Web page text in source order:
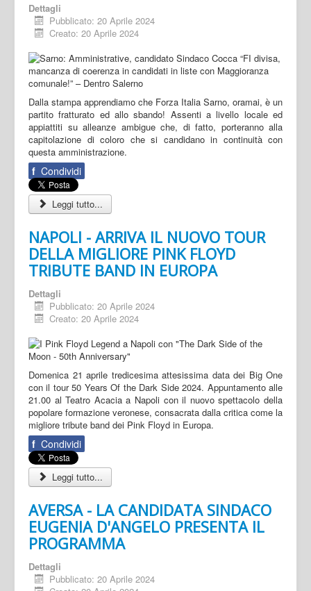
Dettagli
Pubblicato: 20 Aprile 2024
Creato: 20 Aprile 2024
Dalla stampa apprendiamo che Forza Italia Sarno, oramai, è un
partito fratturato ed allo sbando! Assenti a livello locale ed
appiattiti su alleanze ambigue che, di fatto, porteranno alla
capitolazione di coloro che si candidano in continuità con
questa amministrazione.
f Condividi
Leggi tutto...
NAPOLI - ARRIVA IL NUOVO TOUR
DELLA MIGLIORE PINK FLOYD
TRIBUTE BAND IN EUROPA
Dettagli
Pubblicato: 20 Aprile 2024
Creato: 20 Aprile 2024
Domenica 21 aprile tredicesima attesissima data dei Big One
con il tour 50 Years Of the Dark Side 2024. Appuntamento alle
21.00 al Teatro Acacia a Napoli con il nuovo spettacolo della
popolare formazione veronese, consacrata dalla critica come la
migliore tribute band dei Pink Floyd in Europa.
f Condividi
Leggi tutto...
AVERSA - LA CANDIDATA SINDACO
EUGENIA D'ANGELO PRESENTA IL
PROGRAMMA
Dettagli
Pubblicato: 20 Aprile 2024